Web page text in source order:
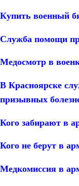
Купить военный
Служба помощи
Медосмотр в
В Красноярске
призывных
Кого забирают в
Кого не берут в
Медкомиссия в